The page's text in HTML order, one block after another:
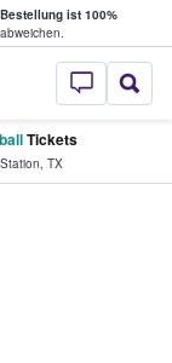
ist 100%
- Wo
Tickets
, TX